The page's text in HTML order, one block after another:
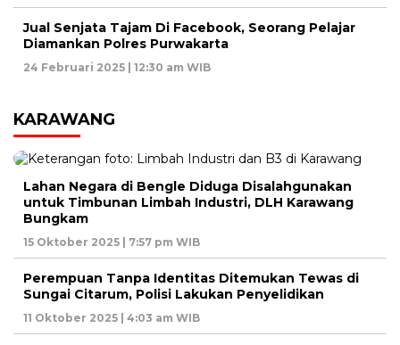
Jual Senjata Tajam Di Facebook, Seorang Pelajar
Diamankan Polres Purwakarta
24 Februari 2025 | 12:30 am WIB
KARAWANG
Lahan Negara di Bengle Diduga Disalahgunakan
untuk Timbunan Limbah Industri, DLH Karawang
Bungkam
15 Oktober 2025 | 7:57 pm WIB
Perempuan Tanpa Identitas Ditemukan Tewas di
Sungai Citarum, Polisi Lakukan Penyelidikan
11 Oktober 2025 | 4:03 am WIB